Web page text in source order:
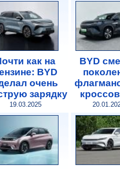
как на
BYD
очень
зарядку
19.03.2025
BYD